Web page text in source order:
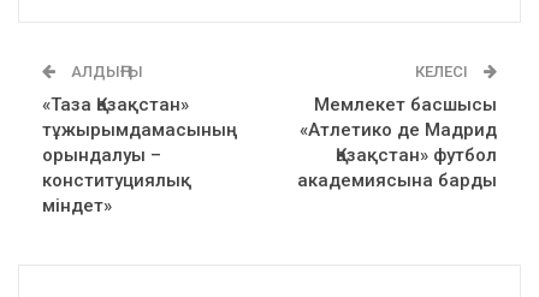
АЛДЫҢҒЫ
«Таза Қазақстан»
тұжырымдамасының
орындалуы –
конституциялық
міндет»
КЕЛЕСІ
Мемлекет басшысы
«Атлетико де Мадрид
Қазақстан» футбол
академиясына барды